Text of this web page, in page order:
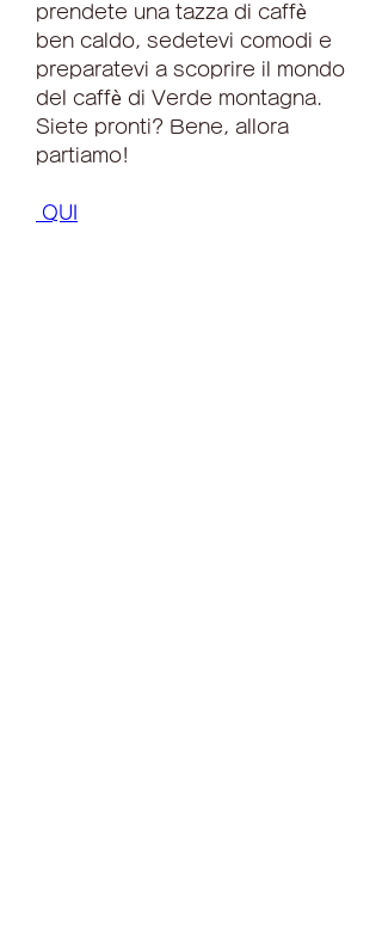
prendete una tazza di caffè
ben caldo, sedetevi comodi e
preparatevi a scoprire il mondo
del caffè di Verde montagna.
Siete pronti? Bene, allora
partiamo!
QUI